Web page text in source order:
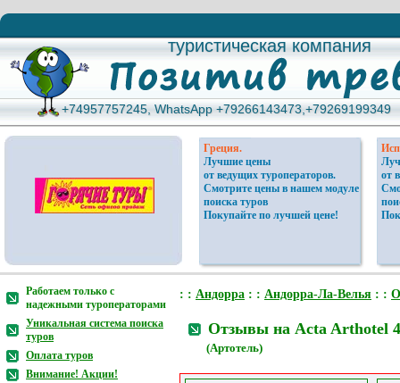
туристическая компания
туристическая компания
+74957757245, WhatsApp +79266143473,+79269199349
+74957757245, WhatsApp +79266143473,+79269199349
Греция.
Лучшие цены
от ведущих туроператоров.
Смотрите цены в нашем модуле
поиска туров
Покупайте по лучшей цене!
от
Работаем только с
надежными туроператорами
Уникальная система поиска
туров
Оплата туров
Внимание! Акции!
: : Андорра : : Андорра-Ла-Велья : :
Отзывы на Acta Arthotel
(Артотель)